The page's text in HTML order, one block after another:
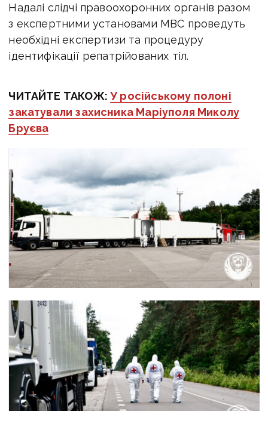
Надалі слідчі правоохоронних органів разом
з експертними установами МВС проведуть
необхідні експертизи та процедуру
ідентифікації репатрійованих тіл.
ЧИТАЙТЕ ТАКОЖ:У російському полоні
закатували захисника Маріуполя Миколу
Бруєва